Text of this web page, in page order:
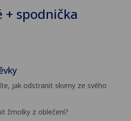
+ spodnička
jak odstranit skvrny ze svého
žmolky z oblečení?